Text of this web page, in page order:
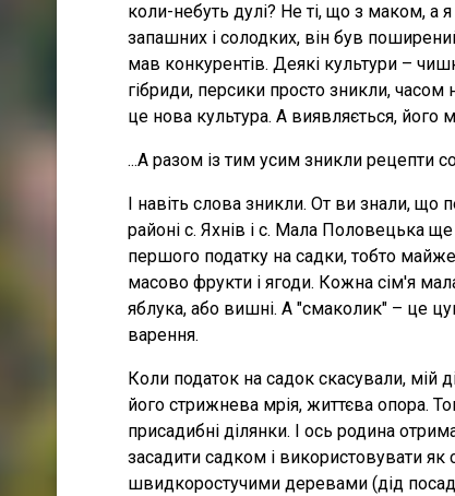
коли-небуть дулі? Не ті, що з маком, а
запашних і солодких, він був
мав конкурентів. Деякі культури –
гібриди, персики просто зникли,
це нова культура. А виявляється, його
...А разом із тим усим зникли рецепти
І навіть слова зникли. От ви знали,
районі с. Яхнів і с. Мала Половецька
першого податку на садки, тобто
масово фрукти і ягоди. Кожна сім'я
яблука, або вишні. А "смаколик" – це
варення.
Коли податок на садок скасували, мій
його стрижнева мрія, життєва опора.
присадибні ділянки. І ось родина
засадити садком і використовувати як
швидкоростучими деревами (дід